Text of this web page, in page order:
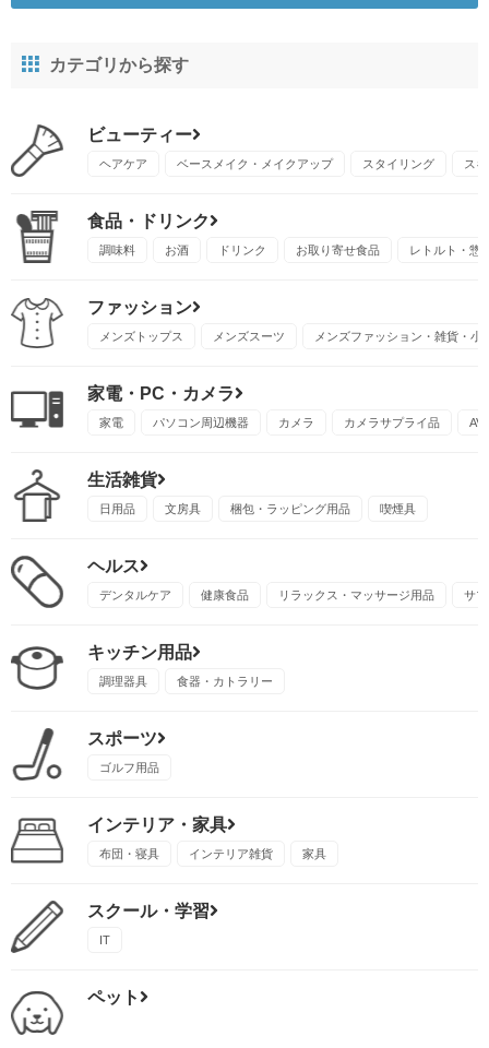
カテゴリから探す
ビューティー
ヘアケア ベースメイク・メイクアップ スタイリング ス
食品・ドリンク
調味料 お酒 ドリンク お取り寄せ食品 レトルト・惣
ファッション
メンズトップス メンズスーツ メンズファッション・雑貨・小
家電・PC・カメラ
家電 パソコン周辺機器 カメラ カメラサプライ品 AV
生活雑貨
日用品 文房具 梱包・ラッピング用品 喫煙具
ヘルス
デンタルケア 健康食品 リラックス・マッサージ用品 サ
キッチン用品
調理器具 食器・カトラリー
スポーツ
ゴルフ用品
インテリア・家具
布団・寝具 インテリア雑貨 家具
スクール・学習
IT
ペット